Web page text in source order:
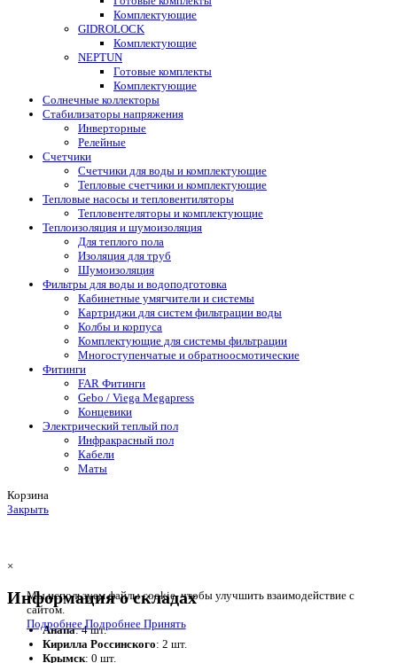
Комплектующие
GIDROLOCK
Комплектующие
NEPTUN
Готовые комплекты
Комплектующие
Солнечные коллекторы
Стабилизаторы напряжения
Инверторные
Релейные
Счетчики
Счетчики для воды и комплектующие
Тепловые счетчики и комплектующие
Тепловые насосы и тепловентиляторы
Тепловентеляторы и комплектующие
Теплоизоляция и шумоизоляция
Для теплого пола
Изоляция для труб
Шумоизоляция
Фильтры для воды и водоподготовка
Кабинетные умягчители и системы
Картриджи для систем фильтрации воды
Колбы и корпуса
Комплектующие для системы фильтрации
Многоступенчатые и обратноосмотические
Фитинги
FAR Фитинги
Gebo / Viega Megapress
Концевики
Электрический теплый пол
Инфракрасный пол
Кабели
Маты
Корзина
Закрыть
Мы используем файлы cookie, чтобы улучшить взаимодействие с
сайтом.
Подробнее Подробнее Принять
×
Информация о складах
Анапа: 4 шт.
Кирилла Россинского: 2 шт.
Крымск: 0 шт.